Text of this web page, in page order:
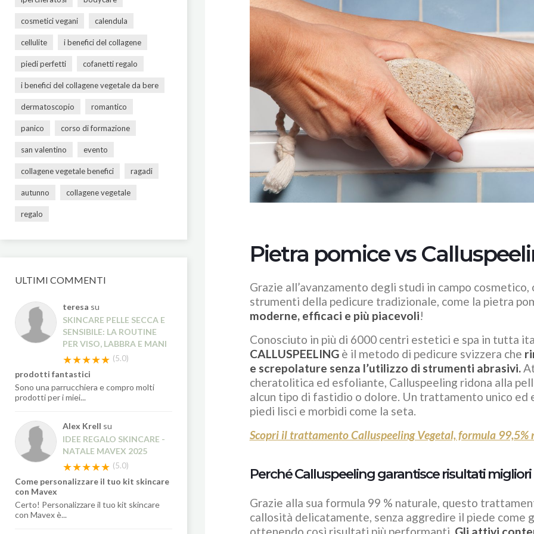
cosmetici vegani calendula
cellulite i benefici del collagene
piedi perfetti cofanetti regalo
i benefici del collagene vegetale da bere
dermatoscopio romantico
panico corso di formazione
san valentino evento
collagene vegetale benefici ragadi
autunno collagene vegetale
regalo
ULTIMI COMMENTI
teresa su
SKINCARE PELLE SECCA E
SENSIBILE: LA ROUTINE
PER VISO, LABBRA E MANI
★★★★★ (5.0)
prodotti fantastici
Sono una parrucchiera e compro molti
prodotti per i miei...
Alex Krell su
IDEE REGALO SKINCARE -
NATALE MAVEX 2025
★★★★★ (5.0)
Come personalizzare il tuo kit skincare
con Mavex
Certo! Personalizzare il tuo kit skincare
con Mavex è...
Pietra pomice vs
Grazie all’avanzamento degli studi in campo
strumenti della pedicure tradizionale, come la pietra
moderne, efficaci e più piacevoli!
Conosciuto in più di 6000 centri estetici e spa in tutta
CALLUSPEELING è il metodo di pedicure svizzera che
e screpolature senza l’utilizzo di strumenti abrasivi.
cheratolitica ed esfoliante, Calluspeeling ridona alla
alcun tipo di fastidio o dolore. Un trattamento unico
piedi lisci e morbidi come la seta.
Scopri il trattamento Calluspeeling Vegetal, formula 99,5%
Perché Calluspeeling garantisce risultati
Grazie alla sua formula 99 % naturale, questo
callosità delicatamente, senza aggredire il piede come
ottenendo così risultati più performanti. Gli attivi